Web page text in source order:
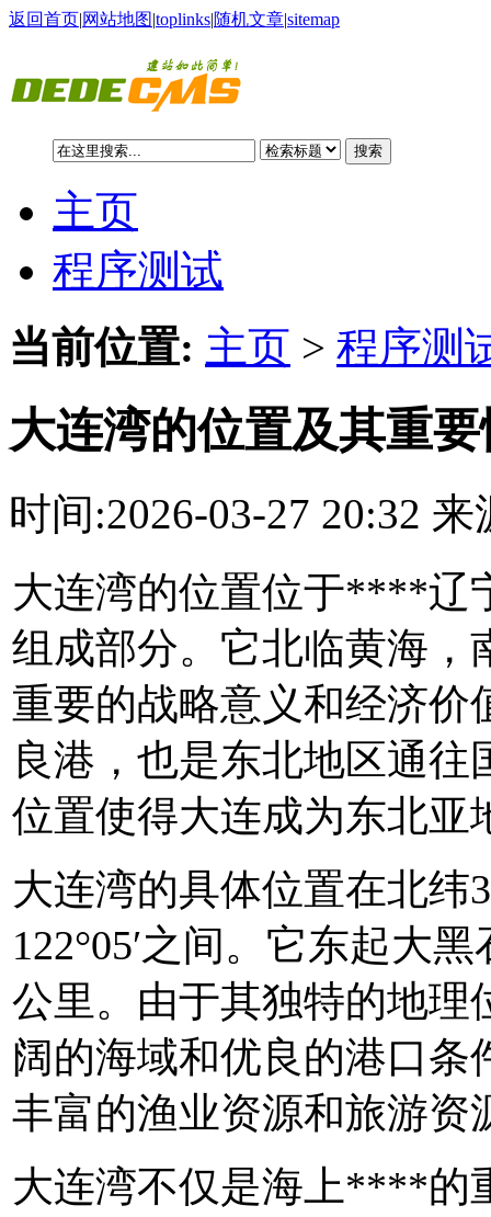
返回首页|网站地图|toplinks|随机文章|sitemap
搜索
主页
程序测试
当前位置: 主页 > 程序测
大连湾的位置及其重
时间:2026-03-27 20:32
大连湾的位置位于****辽
组成部分。它北临黄海，
重要的战略意义和经济价
良港，也是东北地区通
位置使得大连成为东北亚
大连湾的具体位置在北纬
122°05′之间。它东起大
公里。由于其独特的地理
阔的海域和优良的港口条
丰富的渔业资源和旅游资
大连湾不仅是海上****的